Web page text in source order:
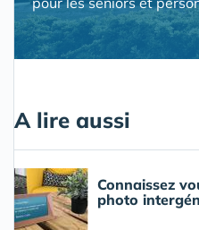
A lire aussi
Connaissez
photo